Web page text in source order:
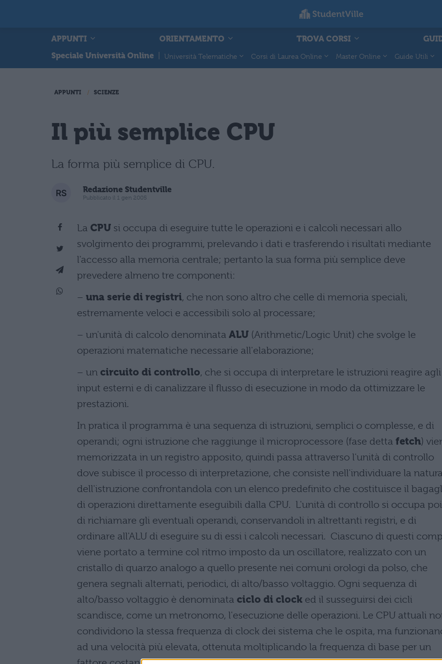
APPUNTI ORIENTAMENTO TROVA CORSI
Speciale Università Online
Università Telematiche Corsi di Laurea Online Master Online Guide Utili
APPUNTI SCIENZE
Il più semplice CPU
La forma più semplice di CPU.
Redazione Studentville
Pubblicato il 1 gen 2005
La CPU si occupa di eseguire tutte le operazioni e i calcoli necessari allo
svolgimento dei programmi, prelevando i dati e trasferendo i risultati mediante
l'accesso alla memoria centrale; pertanto la sua forma più semplice deve
prevedere almeno tre componenti:
– una serie di registri, che non sono altro che celle di memoria speciali,
estremamente veloci e accessibili solo al processare;
– un'unità di calcolo denominata ALU (Arithmetic/Logic Unit) che svolge le
operazioni matematiche necessarie all'elaborazione;
– un circuito di controllo, che si occupa di interpretare le istruzioni reagire agli
input esterni e di canalizzare il flusso di esecuzione in modo da ottimizzare le
prestazioni.
In pratica il programma è una sequenza di istruzioni, semplici o complesse, e di
operandi; ogni istruzione che raggiunge il microprocessore (fase detta fetch)
memorizzata in un registro apposito, quindi passa attraverso l'unità di controllo
dove subisce il processo di interpretazione, che consiste nell'individuare la
dell'istruzione confrontandola con un elenco predefinito che costituisce il
di operazioni direttamente eseguibili dalla CPU. L'unità di controllo si occupa poi
di richiamare gli eventuali operandi, conservandoli in altrettanti registri, e di
ordinare all'ALU di eseguire su di essi i calcoli necessari. Ciascuno di questi
viene portato a termine col ritmo imposto da un oscillatore, realizzato con un
cristallo di quarzo analogo a quello presente nei comuni orologi da polso, che
genera segnali alternati, periodici, di alto/basso voltaggio. Ogni sequenza di
alto/basso voltaggio è denominata ciclo di clock ed il susseguirsi dei cicli
scandisce, come un metronomo, l'esecuzione delle operazioni. Le CPU attuali
condividono la stessa frequenza di clock dei sistema che le ospita, ma
ad una velocità più elevata, ottenuta moltiplicando la frequenza di base per un